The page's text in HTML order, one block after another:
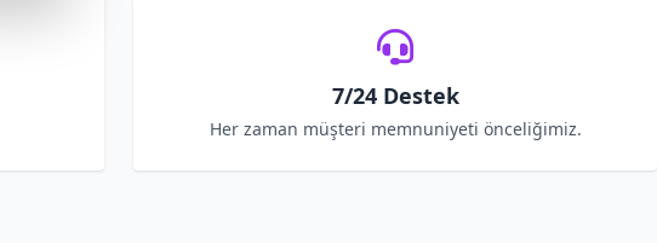
7/24 Destek
Her zaman müşteri memnuniyeti önceliğimiz.